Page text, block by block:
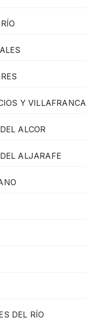
Y VILLAFRANCA
ALCOR
ALJARAFE
DEL RÍO